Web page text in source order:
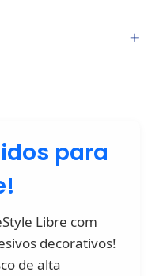
para
Libre com
decorativos!
de alta